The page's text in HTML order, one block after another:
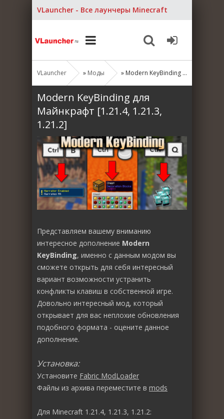
VLauncher - Все лаунчеры Minecraft
VLauncher » Моды » Modern KeyBinding для Майнкрафт [1.21.4, 1.21.3, 1.21.2]
Modern KeyBinding для
Майнкрафт [1.21.4, 1.21.3,
1.21.2]
Представляем вашему вниманию
интересное дополнение Modern
KeyBinding, именно с данным модом вы
сможете открыть для себя интересный
вариант возможности устранить
конфликты клавиш в собственной игре.
Довольно интересный мод, который
открывает для вас неплохие обновления
подобного формата - оцените данное
дополнение.
Установка:
Установите Fabric ModLoader
Файлы из архива переместите в mods
Для Minecraft 1.21.4, 1.21.3, 1.21.2: